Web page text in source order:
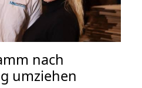
nach
umziehen